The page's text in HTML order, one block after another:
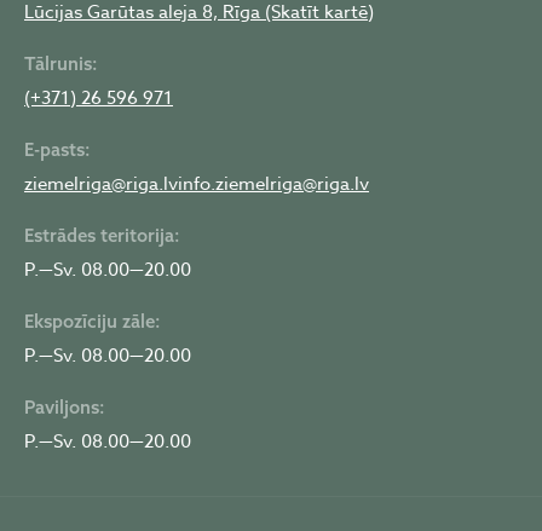
Lūcijas Garūtas aleja 8, Rīga (Skatīt kartē)
Tālrunis:
(+371) 26 596 971
E-pasts:
ziemelriga@riga.lvinfo.ziemelriga@riga.lv
Estrādes teritorija:
P.—Sv. 08.00—20.00
Ekspozīciju zāle:
P.—Sv. 08.00—20.00
Paviljons:
P.—Sv. 08.00—20.00